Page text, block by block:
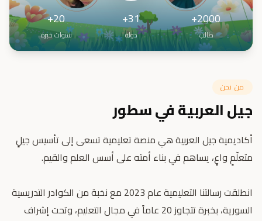
2000+
طالب
31+
دولة
20+
سنوات خبرة
من نحن
جيل العربية في سطور
أكاديمية جيل العربية هي منصة تعليمية تسعى إلى تأسيس جيلٍ
انطلقت رسالتنا التعليمية عام 2023 مع نخبة من الكوادر التدريسية
السورية، بخبرة تتجاوز 20 عاماً في مجال التعليم، وتحت إشراف